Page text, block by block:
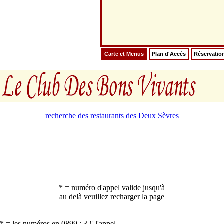
Carte et Menus Plan d'Accès
recherche des restaurants des Deux Sèvres
* = numéro d'appel valide jusqu'à
au delà veuillez recharger la page